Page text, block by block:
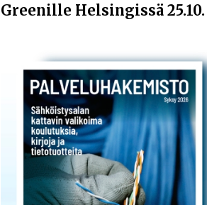
Greenille Helsingissä 25.10.